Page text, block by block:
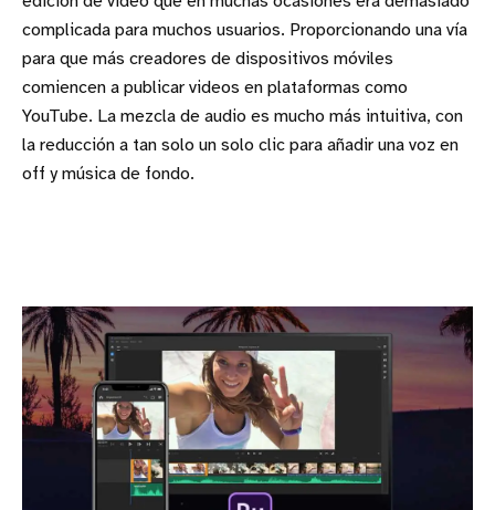
complicada para muchos usuarios. Proporcionando una vía
para que más creadores de dispositivos móviles
comiencen a publicar videos en plataformas como
YouTube. La mezcla de audio es mucho más intuitiva, con
la reducción a tan solo un solo clic para añadir una voz en
off y música de fondo.